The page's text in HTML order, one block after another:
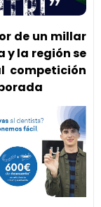
de un millar
y la región se
competición